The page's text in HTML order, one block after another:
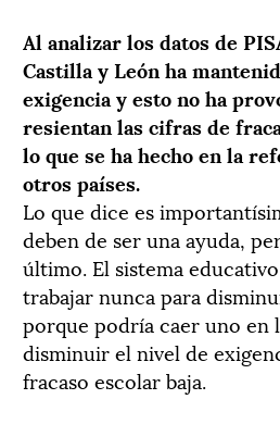
Al analizar los datos de
Castilla y León ha
exigencia y esto no ha
resientan las cifras de
lo que se ha hecho en la
otros países.
Lo que dice es
deben de ser una ayuda,
último. El sistema
trabajar nunca para
porque podría caer uno en
disminuir el nivel de
fracaso escolar baja.